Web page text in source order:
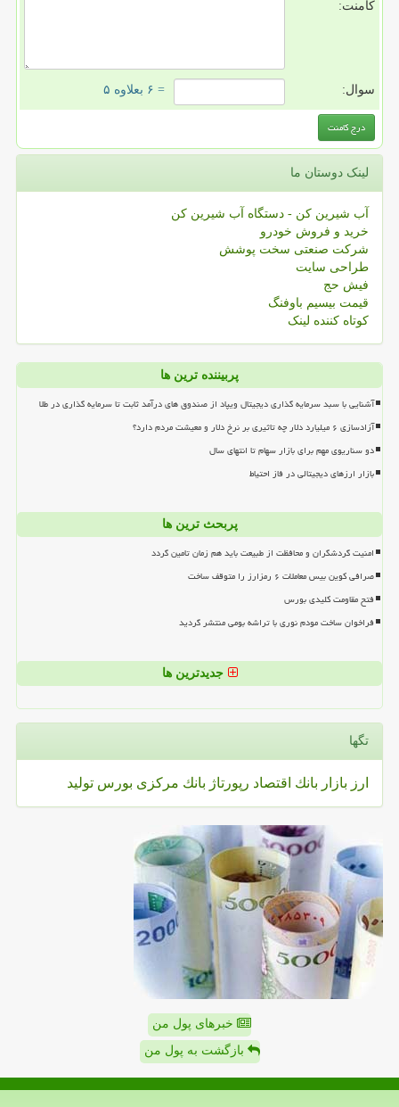
کامنت:
سوال: = ۶ بعلاوه ۵
لینک دوستان ما
آب شیرین کن - دستگاه آب شیرین کن
خرید و فروش خودرو
شرکت صنعتی سخت پوشش
طراحی سایت
فیش حج
قیمت بیسیم باوفنگ
کوتاه کننده لینک
پربیننده ترین ها
آشنایی با سبد سرمایه گذاری دیجیتال ویپاد از صندوق های درآمد ثابت تا سرمایه گذاری در طلا
آزادسازی ۶ میلیارد دلار چه تاثیری بر نرخ دلار و معیشت مردم دارد؟
دو سناریوی مهم برای بازار سهام تا انتهای سال
بازار ارزهای دیجیتالی در فاز احتیاط
پربحث ترین ها
امنیت گردشگران و محافظت از طبیعت باید هم زمان تامین گردد
صرافی کوین بیس معاملات ۶ رمزارز را متوقف ساخت
فتح مقاومت کلیدی بورس
فراخوان ساخت مودم نوری با تراشه بومی منتشر گردید
جدیدترین ها
تگها
ارز بازار بانك اقتصاد رپورتاژ بانك مركزی بورس تولید
خبرهای پول من
بازگشت به پول من